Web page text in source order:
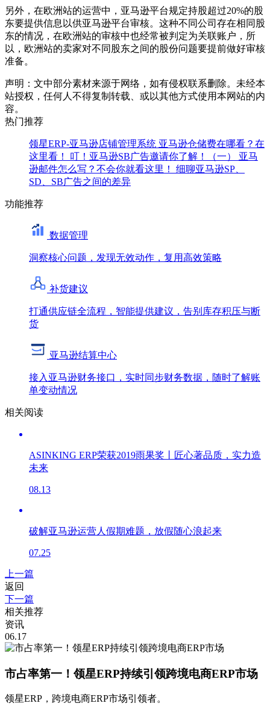
另外，在欧洲站的运营中，亚马逊平台规定持股超过20%的股
东要提供信息以供亚马逊平台审核。这种不同公司存在相同股
东的情况，在欧洲站的审核中也经常被判定为关联账户，所
以，欧洲站的卖家对不同股东之间的股份问题要提前做好审核
准备。
声明：文中部分素材来源于网络，如有侵权联系删除。未经本
站授权，任何人不得复制转载、或以其他方式使用本网站的内
容。
热门推荐
领星ERP-亚马逊店铺管理系统 亚马逊仓储费在哪看？在
这里看！ 叮！亚马逊SB广告邀请你了解！（一） 亚马
逊邮件怎么写？不会你就看这里！ 细聊亚马逊SP、
SD、SB广告之间的差异
功能推荐
数据管理
洞察核心问题，发现无效动作，复用高效策略
补货建议
打通供应链全流程，智能提供建议，告别库存积压与断
货
亚马逊结算中心
接入亚马逊财务接口，实时同步财务数据，随时了解账
单变动情况
相关阅读
ASINKING ERP荣获2019雨果奖丨匠心著品质，实力造
未来
08.13
破解亚马逊运营人假期难题，放假随心浪起来
07.25
上一篇
返回
下一篇
相关推荐
资讯
06.17
市占率第一！领星ERP持续引领跨境电商ERP市场
领星ERP，跨境电商ERP市场引领者。